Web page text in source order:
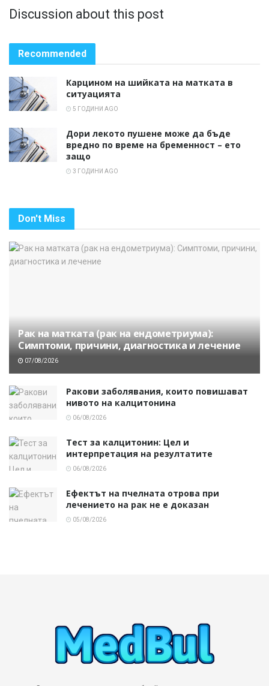
Discussion about this post
Recommended
Карцином на шийката на матката в
ситуацията
5 ГОДИНИ AGO
Дори лекото пушене може да бъде
вредно по време на бременност – ето
защо
3 ГОДИНИ AGO
Don't Miss
Рак на матката (рак на ендометриума):
Симптоми, причини, диагностика и лечение
07/08/2026
Ракови заболявания, които повишават
нивото на калцитонина
06/08/2026
Тест за калцитонин: Цел и
интерпретация на резултатите
06/08/2026
Ефектът на пчелната отрова при
лечението на рак не е доказан
05/08/2026